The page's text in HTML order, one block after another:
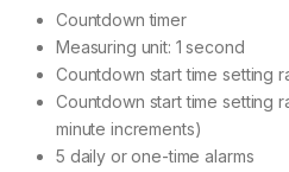
Countdown timer
Measuring unit: 1 second
Countdown start time setting
Countdown start time setting
minute increments)
5 daily or one-time alarms